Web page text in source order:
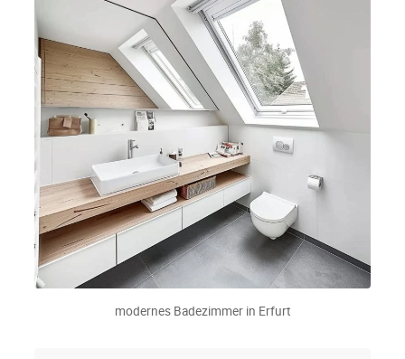
modernes Badezimmer in Erfurt